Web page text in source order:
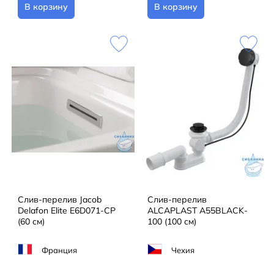
В корзину В корзину
Слив-перелив Jacob
Delafon Elite E6D071-CP
(60 см)
Франция
Слив-перелив
ALCAPLAST A55BLACK-
100 (100 см)
Чехия